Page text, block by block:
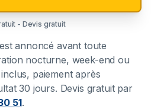
- Devis gratuit
annoncé avant toute
nocturne, week-end ou
paiement après
30 jours. Devis gratuit par
51.